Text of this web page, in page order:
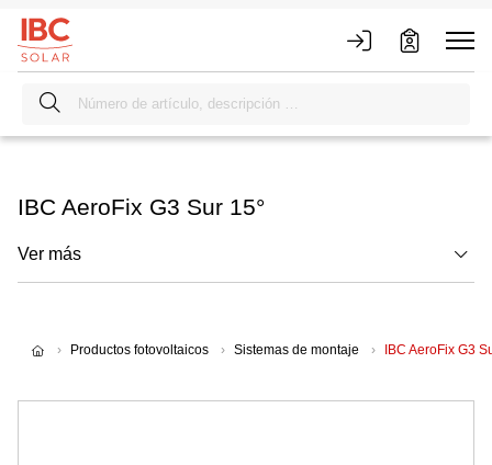
IBC AeroFix G3 Sur 15°
Ver más
Productos fotovoltaicos Sistemas de montaje IBC AeroFix G3